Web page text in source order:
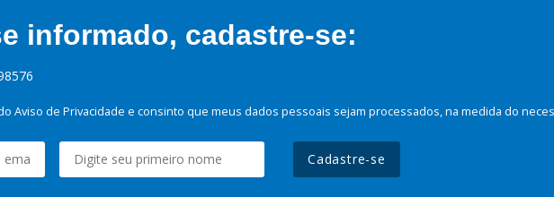
informado, cadastre-se:
Aviso de Privacidade e consinto que meus dados pessoais sejam processados, na medida do
Cadastre-se